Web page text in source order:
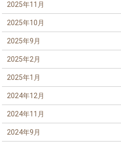
2025年11月
2025年10月
2025年9月
2025年2月
2025年1月
2024年12月
2024年11月
2024年9月